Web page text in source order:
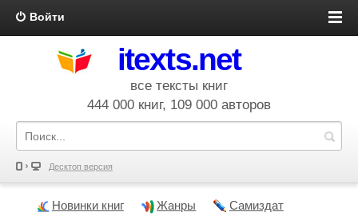
Войти
itexts.net
все тексты книг
444 000 книг, 109 000 авторов
Десктоп версия
Новинки книг Жанры Самиздат